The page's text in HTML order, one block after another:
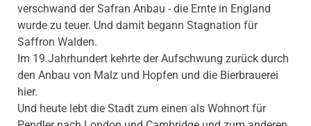
verschwand der Safran Anbau - die Ernte in England
wurde zu teuer. Und damit begann Stagnation für
Saffron Walden.
Im 19.Jahrhundert kehrte der Aufschwung zurück durch
den Anbau von Malz und Hopfen und die Bierbrauerei
hier.
Und heute lebt die Stadt zum einen als Wohnort für